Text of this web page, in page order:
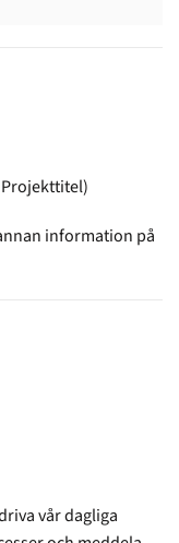
information på
vår dagliga